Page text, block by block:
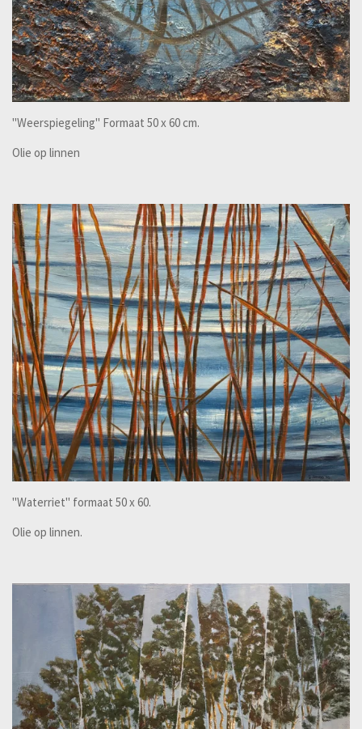
"Weerspiegeling" Formaat 50 x 60 cm.
Olie op linnen
"Waterriet" formaat 50 x 60.
Olie op linnen.